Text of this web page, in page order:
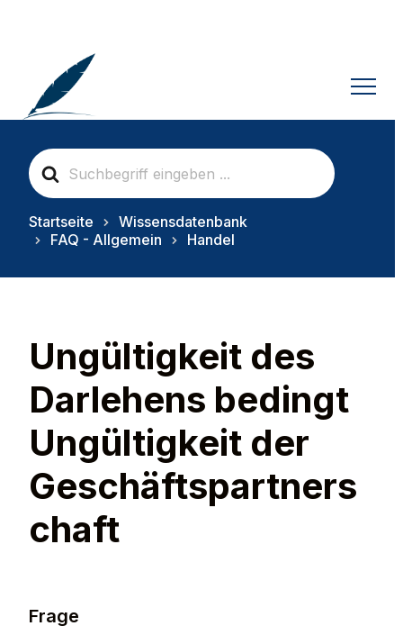
S
e
a
c
o
Startseite
Wissensdatenbank
FAQ - Allgemein
Handel
Ungültigkeit des
Darlehens bedingt
Ungültigkeit der
Geschäftspartners
chaft
Frage